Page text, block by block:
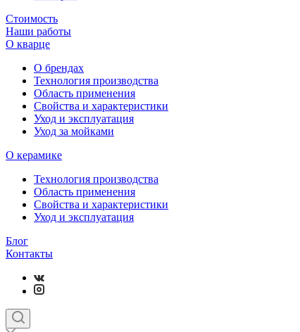
Стоимость
Наши работы
О кварце
О брендах
Технология производства
Область применения
Свойства и характеристики
Уход и эксплуатация
Уход за мойками
О керамике
Технология производства
Область применения
Свойства и характеристики
Уход и эксплуатация
Блог
Контакты